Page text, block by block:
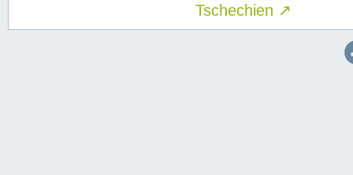
Tschechien ↗